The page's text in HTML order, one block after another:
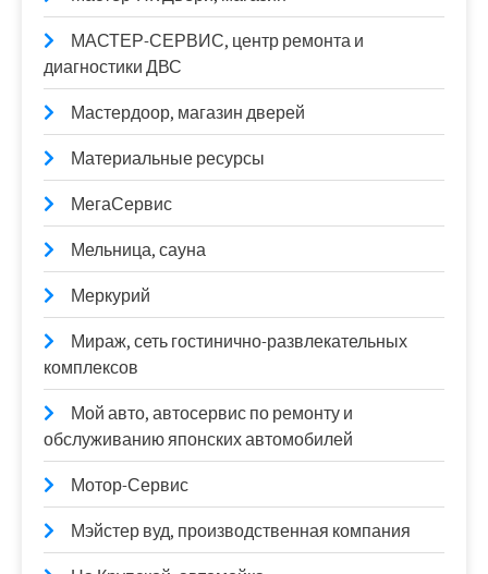
МАСТЕР-СЕРВИС, центр ремонта и
диагностики ДВС
Мастердоор, магазин дверей
Материальные ресурсы
МегаСервис
Мельница, сауна
Меркурий
Мираж, сеть гостинично-развлекательных
комплексов
Мой авто, автосервис по ремонту и
обслуживанию японских автомобилей
Мотор-Сервис
Мэйстер вуд, производственная компания